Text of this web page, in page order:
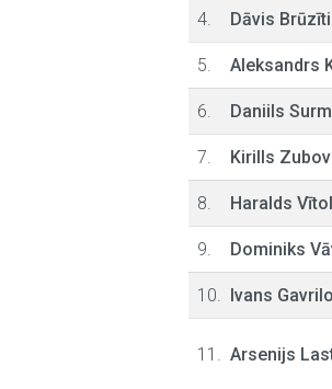
4. Dāvis
5. Aleksandrs
6. Daniils
7. Kirills
8. Haralds
9. Dominiks
10. Ivans
11. Arsenijs